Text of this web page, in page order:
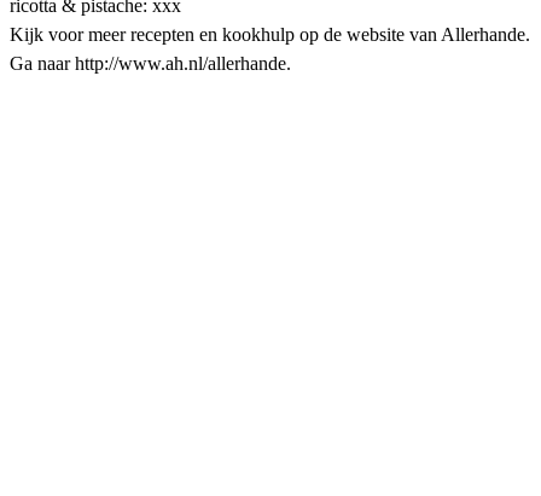
ricotta & pistache: xxx
Kijk voor meer recepten en kookhulp op de website van Allerhande.
Ga naar http://www.ah.nl/allerhande.